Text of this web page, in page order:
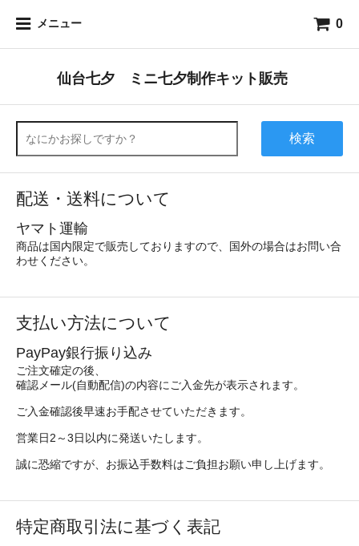
メニュー 0
仙台七夕 ミニ七夕制作キット販売
検索
配送・送料について
ヤマト運輸
商品は国内限定で販売しておりますので、国外の場合はお問い合
わせください。
支払い方法について
PayPay銀行振り込み
ご注文確定の後、
確認メール(自動配信)の内容にご入金先が表示されます。
ご入金確認後早速お手配させていただきます。
営業日2～3日以内に発送いたします。
誠に恐縮ですが、お振込手数料はご負担お願い申し上げます。
特定商取引法に基づく表記